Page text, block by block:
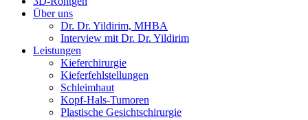
Über uns
Dr. Dr. Yildirim, MHBA
Interview mit Dr. Dr. Yildirim
Leistungen
Kieferchirurgie
Kieferfehlstellungen
Schleimhaut
Kopf-Hals-Tumoren
Plastische Gesichtschirurgie